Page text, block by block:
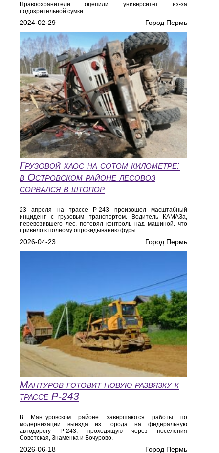
Правоохранители оцепили университет из-за
подозрительной сумки
2024-02-29 Город Пермь
Грузовой хаос на сотом километре:
в Островском районе лесовоз
сорвался в штопор
23 апреля на трассе Р-243 произошел масштабный
инцидент с грузовым транспортом. Водитель КАМАЗа,
перевозившего лес, потерял контроль над машиной, что
привело к полному опрокидыванию фуры.
2026-04-23 Город Пермь
Мантуров готовит новую развязку к
трассе Р‑243
В Мантуровском районе завершаются работы по
модернизации выезда из города на федеральную
автодорогу Р‑243, проходящую через поселения
Советская, Знаменка и Вочурово.
2026-06-18 Город Пермь